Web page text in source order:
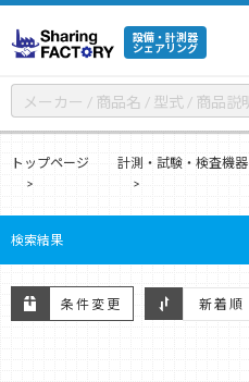
設備・計測器
シェアリング
トップページ 計測・試験・検査機器
検索結果
条件変更